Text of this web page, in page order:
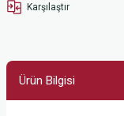
Karşılaştır
Ürün Bilgisi